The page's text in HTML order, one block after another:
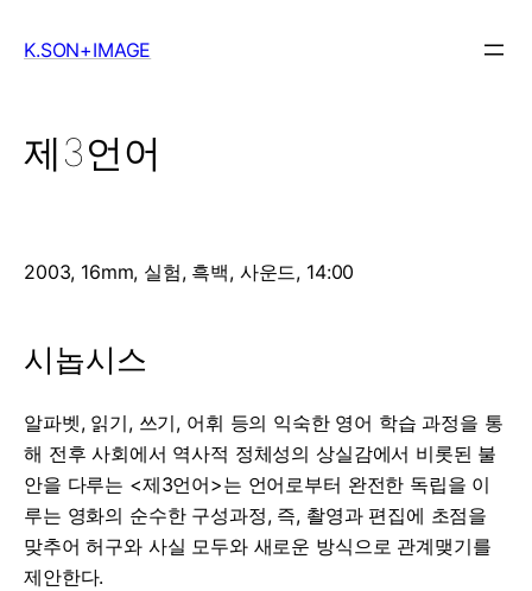
K.SON+IMAGE
제3언어
2003, 16mm, 실험, 흑백, 사운드, 14:00
시놉시스
알파벳, 읽기, 쓰기, 어휘 등의 익숙한 영어 학습 과정을 통
해 전후 사회에서 역사적 정체성의 상실감에서 비롯된 불
안을 다루는 <제3언어>는 언어로부터 완전한 독립을 이
루는 영화의 순수한 구성과정, 즉, 촬영과 편집에 초점을
맞추어 허구와 사실 모두와 새로운 방식으로 관계맺기를
제안한다.